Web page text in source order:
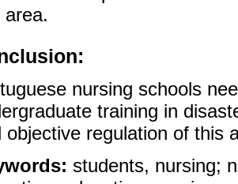
area.
nursing schools
training in
objective regulation of this
students, nursing;